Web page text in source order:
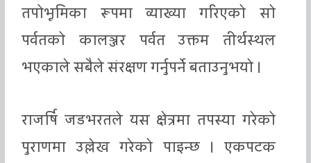
तपोभूमिका रूपमा व्याख्या गरिएको सो
पर्वतको कालञ्जर पर्वत उक्तम तीर्थस्थल
भएकाले सबैले संरक्षण गर्नुपर्ने बताउनुभयो ।
राजर्षि जडभरतले यस क्षेत्रमा तपस्या गरेको
पुराणमा उल्लेख गरेको पाइन्छ । एकपटक